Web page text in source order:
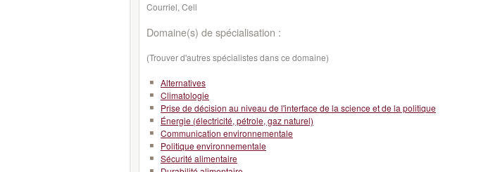
Courriel, Cell
Domaine(s) de spécialisation :
(Trouver d'autres spécialistes dans ce domaine)
Alternatives
Climatologie
Prise de décision au niveau de l'interface de la science et de la politique
Énergie (électricité, pétrole, gaz naturel)
Communication environnementale
Politique environnementale
Sécurité alimentaire